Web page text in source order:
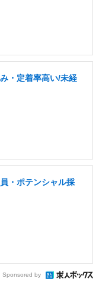
・定着率高い/未経
・ポテンシャル採
Sponsored by